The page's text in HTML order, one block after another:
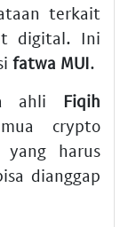
terkait
digital. Ini
fatwa MUI.
ahli Fiqih
crypto
harus
dianggap